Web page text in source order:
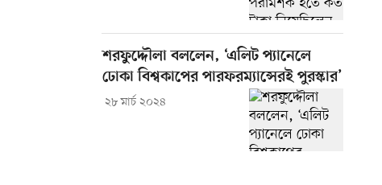
শরফুদ্দৌলা বললেন, ‘এলিট প্যানেলে
ঢোকা বিশ্বকাপের পারফরম্যান্সেরই পুরস্কার’
২৮ মার্চ ২০২৪